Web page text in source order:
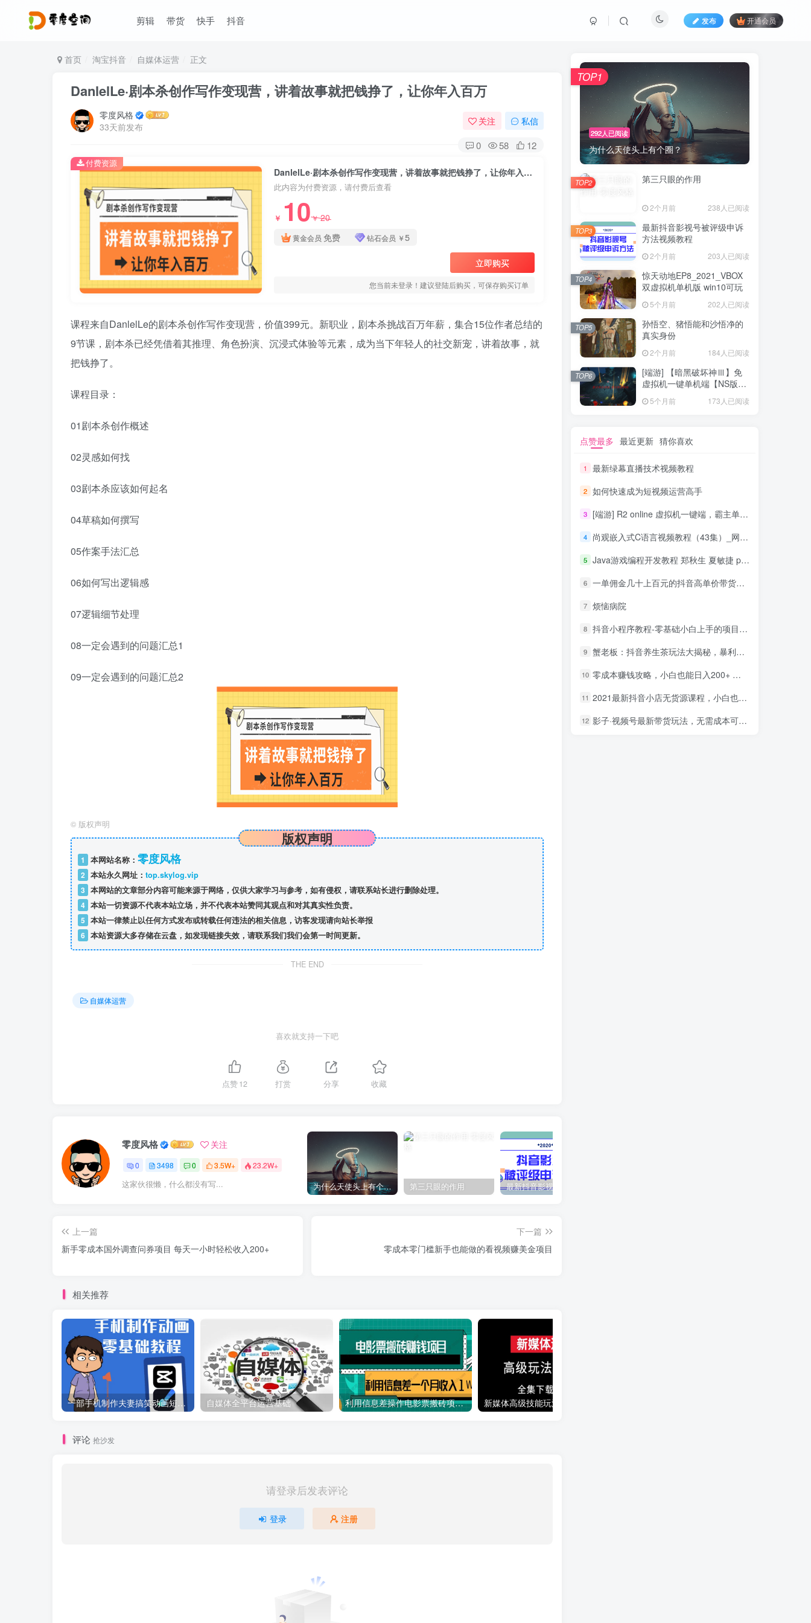
剪辑 带货 快手 抖音 发布 开通会员
首页 淘宝抖音 自媒体运营 正文
DanlelLe·剧本杀创作写作变现营，讲着故事就把钱挣了，让你年入百万
零度风格
33天前发布
关注 私信
0 58 12
DanlelLe·剧本杀创作写作变现营，讲着故事就把钱挣了，让你年入百万
此内容为付费资源，请付费后查看
￥ 10￥20
黄金会员 免费 钻石会员 ￥5
立即购买
您当前未登录！建议登陆后购买，可保存购买订单
付费资源
课程来自DanlelLe的剧本杀创作写作变现营，价值399元。新职业，剧本杀挑战百万年薪，集合15位作者总结的
9节课，剧本杀已经凭借着其推理、角色扮演、沉浸式体验等元素，成为当下年轻人的社交新宠，讲着故事，就
把钱挣了。
课程目录：
01剧本杀创作概述
02灵感如何找
03剧本杀应该如何起名
04草稿如何撰写
05作案手法汇总
06如何写出逻辑感
07逻辑细节处理
08一定会遇到的问题汇总1
09一定会遇到的问题汇总2
© 版权声明
版权声明
1 本网站名称： 零度风格
2 本站永久网址： top.skylog.vip
3 本网站的文章部分内容可能来源于网络，仅供大家学习与参考，如有侵权，请联系站长进行删除处理。
4 本站一切资源不代表本站立场，并不代表本站赞同其观点和对其真实性负责。
5 本站一律禁止以任何方式发布或转载任何违法的相关信息，访客发现请向站长举报
6 本站资源大多存储在云盘，如发现链接失效，请联系我们我们会第一时间更新。
THE END
自媒体运营
喜欢就支持一下吧
点赞12 打赏 分享 收藏
零度风格 关注
0 3498 0 3.5W+ 23.2W+
这家伙很懒，什么都没有写... 为什么天使头上有个圈？ 第三只眼的作用
上一篇
新手零成本国外调查问券项目 每天一小时轻松收入200+
下一篇
零成本零门槛新手也能做的看视频赚美金项目
相关推荐
一部手机制作夫妻搞笑动画短视频教程，零基础也能快速上手 自媒体全平台运营基础 利用信息差操作电影票搬砖项目 有流量即可轻松月赚1W+ 新媒体高级技能玩法
评论 抢沙发
请登录后发表评论
登录 注册
292人已阅读
为什么天使头上有个圈？
TOP1
第三只眼的作用
2个月前 238人已阅读
TOP2
最新抖音影视号被评级申诉
方法视频教程
2个月前 203人已阅读
TOP3
惊天动地EP8_2021_VBOX
双虚拟机单机版 win10可玩
5个月前 202人已阅读
TOP4
孙悟空、猪悟能和沙悟净的
真实身份
2个月前 184人已阅读
TOP5
[端游] 【暗黑破坏神Ⅲ】免
虚拟机一键单机端【NS版
5个月前 173人已阅读
TOP6
点赞最多 最近更新 猜你喜欢
1 最新绿幕直播技术视频教程
2 如何快速成为短视频运营高手
3 [端游] R2 online 虚拟机一键端，霸主单机版
4 尚观嵌入式C语言视频教程（43集）_网络营销教程
5 Java游戏编程开发教程 郑秋生 夏敏捷 pdf_游戏开发教程
6 一单佣金几十上百元的抖音高单价带货项目，核心套路月入几十万（共3节）
7 烦恼病院
8 抖音小程序教程-零基础小白上手的项目，当天做当天赚钱
9 蟹老板：抖音养生茶玩法大揭秘，暴利躺赚项目
10 零成本赚钱攻略，小白也能日入200+ 抖音项目大合集
11 2021最新抖音小店无货源课程，小白也能学会做抖店，轻松月入过万
12 影子·视频号最新带货玩法，无需成本可直接操作